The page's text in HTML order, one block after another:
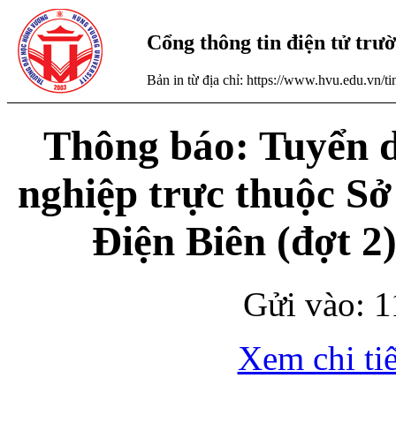
Cổng thông tin điện tử
Bản in từ địa chỉ: https://www.hvu.edu.vn/
Thông báo: Tuyển
nghiệp trực thuộc
Điện Biên (đợt
Gửi vào:
Xem chi